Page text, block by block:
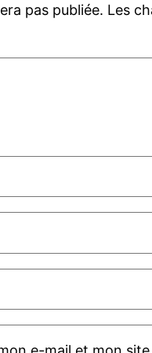
pas publiée. Les